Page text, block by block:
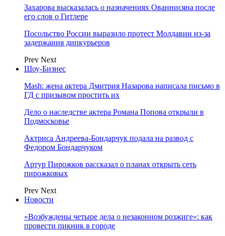
Захарова высказалась о назначениях Ованнисяна после
его слов о Гитлере
Посольство России выразило протест Молдавии из-за
задержания дипкурьеров
Prev Next
Шоу-Бизнес
Mash: жена актера Дмитрия Назарова написала письмо в
ГД с призывом простить их
Дело о наследстве актера Романа Попова открыли в
Подмосковье
Актриса Андреева-Бондарчук подала на развод с
Федором Бондарчуком
Артур Пирожков рассказал о планах открыть сеть
пирожковых
Prev Next
Новости
«Возбуждены четыре дела о незаконном розжиге»: как
провести пикник в городе